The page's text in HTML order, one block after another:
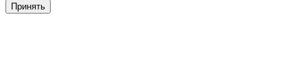
Принять